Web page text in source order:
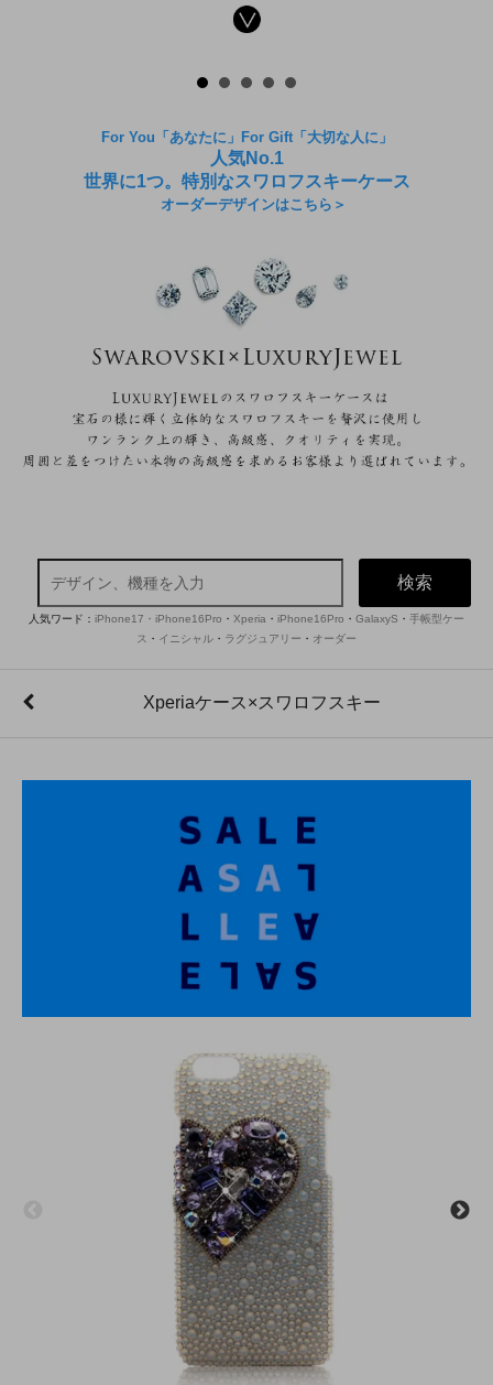
For You「あなたに」For Gift「大切な人に」
人気No.1
世界に1つ。特別なスワロフスキーケース
オーダーデザインはこちら＞
検索
人気ワード： iPhone17・iPhone16Pro ・ Xperia ・ iPhone16Pro ・ GalaxyS ・ 手帳型ケー
ス ・ イニシャル ・ ラグジュアリー ・ オーダー
Xperiaケース×スワロフスキー